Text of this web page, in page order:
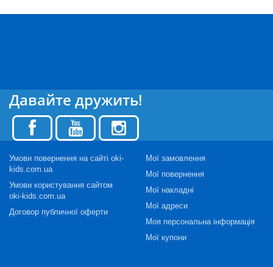
Давайте дружить!
Умови повернення на сайті oki-
kids.com.ua
Умови користування сайтом
oki-kids.com.ua
Договор публичної оферти
Мої замовлення
Мої повернення
Мої накладні
Мої адреси
Моя персональна інформація
Мої купони